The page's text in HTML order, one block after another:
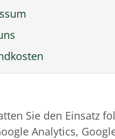
Sie den Einsatz
Analytics,
widerrufen